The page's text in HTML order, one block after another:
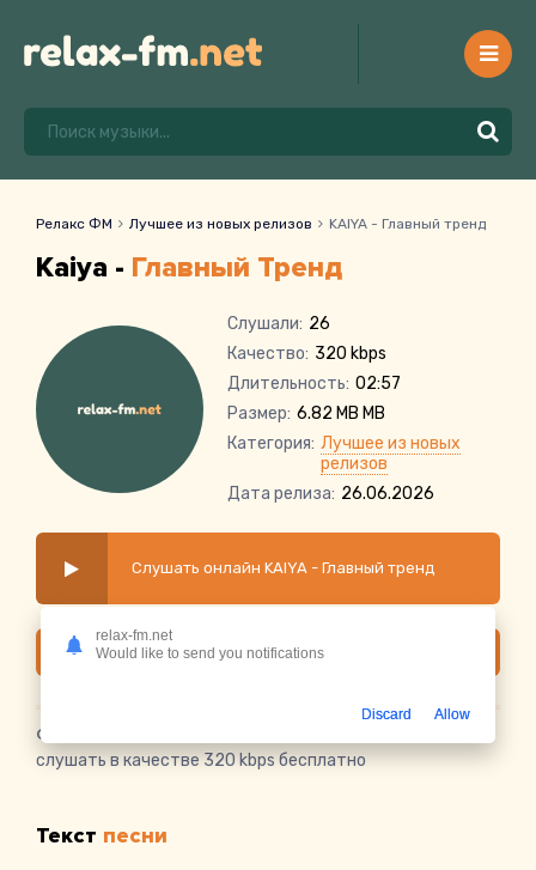
Релакс ФМ Лучшее из новых релизов KAIYA - Главный тренд
Kaiya - Главный Тренд
Слушали: 26
Качество: 320 kbps
Длительность: 02:57
Размер: 6.82 MB MB
Категория: Лучшее из новых
релизов
Дата релиза: 26.06.2026
Слушать онлайн KAIYA - Главный тренд
Скачать
Скачать песню KAIYA - Главный тренд
слушать в качестве 320 kbps бесплатно
Текст песни
relax-fm.net
Would like to send you notifications
Discard Allow